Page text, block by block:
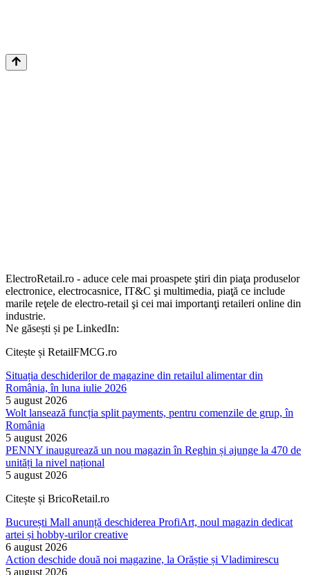
ElectroRetail.ro - aduce cele mai proaspete ştiri din piaţa produselor
electronice, electrocasnice, IT&C şi multimedia, piaţă ce include
marile reţele de electro-retail şi cei mai importanţi retaileri online din
industrie.
Ne găsești și pe LinkedIn:
Citește și RetailFMCG.ro
Situația deschiderilor de magazine din retailul alimentar din
România, în luna iulie 2026
5 august 2026
Wolt lansează funcția split payments, pentru comenzile de grup, în
România
5 august 2026
PENNY inaugurează un nou magazin în Reghin și ajunge la 470 de
unități la nivel național
5 august 2026
Citește și BricoRetail.ro
București Mall anunță deschiderea ProfiArt, noul magazin dedicat
artei și hobby-urilor creative
6 august 2026
Action deschide două noi magazine, la Orăștie și Vladimirescu
5 august 2026